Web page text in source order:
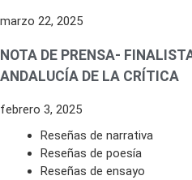
marzo 22, 2025
NOTA DE PRENSA-
ANDALUCÍA DE LA CRÍTICA
febrero 3, 2025
Reseñas de narrativa
Reseñas de poesía
Reseñas de ensayo